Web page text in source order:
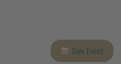
Zum Event